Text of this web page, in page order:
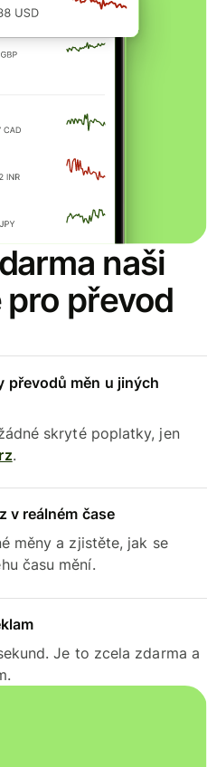
naši
převod
převodů měn u jiných
skryté poplatky, jen
.
v reálném čase
měny a zjistěte, jak se
času mění.
Je to zcela zdarma a